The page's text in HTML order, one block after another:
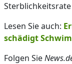
Lesen Sie auch:
schädigt
Folgen Sie